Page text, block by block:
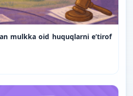
mulkka oid huquqlarni e’tirof